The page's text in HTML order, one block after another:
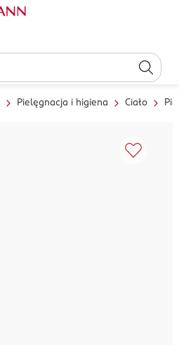
Pielęgnacja i higiena Ciało